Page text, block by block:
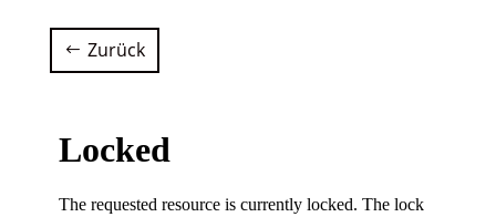
Zurück